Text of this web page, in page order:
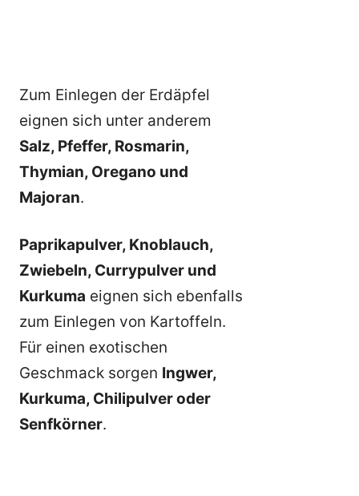
Zum Einlegen der Erdäpfel
eignen sich unter anderem
Salz, Pfeffer, Rosmarin,
Thymian, Oregano und
Majoran.
Paprikapulver, Knoblauch,
Zwiebeln, Currypulver und
Kurkuma eignen sich ebenfalls
zum Einlegen von Kartoffeln.
Für einen exotischen
Geschmack sorgen Ingwer,
Kurkuma, Chilipulver oder
Senfkörner.